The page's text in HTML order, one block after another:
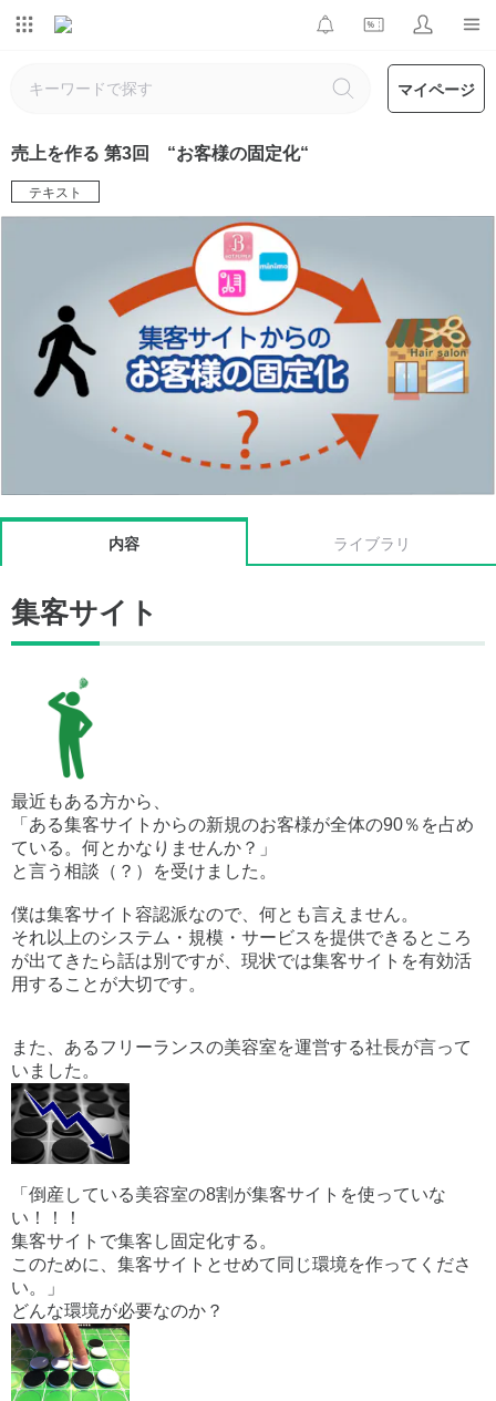
マイページ
売上を作る 第3回 “お客様の固定化“
テキスト
内容 ライブラリ
集客サイト
最近もある方から、
「ある集客サイトからの新規のお客様が全体の90％を占め
ている。何とかなりませんか？」
と言う相談（？）を受けました。
僕は集客サイト容認派なので、何とも言えません。
それ以上のシステム・規模・サービスを提供できるところ
が出てきたら話は別ですが、現状では集客サイトを有効活
用することが大切です。
また、あるフリーランスの美容室を運営する社長が言って
いました。
「倒産している美容室の8割が集客サイトを使っていな
い！！！
集客サイトで集客し固定化する。
このために、集客サイトとせめて同じ環境を作ってくださ
い。」
どんな環境が必要なのか？